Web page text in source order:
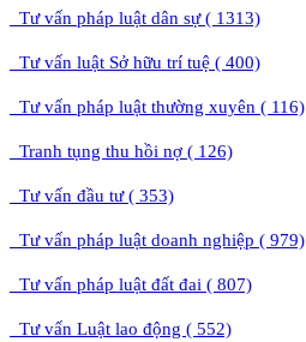
Tư vấn pháp luật dân sự ( 1313)
Tư vấn luật Sở hữu trí tuệ ( 400)
Tư vấn pháp luật thường xuyên ( 116)
Tranh tụng thu hồi nợ ( 126)
Tư vấn đầu tư ( 353)
Tư vấn pháp luật doanh nghiệp ( 979)
Tư vấn pháp luật đất đai ( 807)
Tư vấn Luật lao động ( 552)